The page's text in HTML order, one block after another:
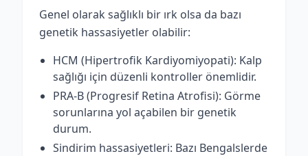
Genel olarak sağlıklı bir ırk olsa da bazı
genetik hassasiyetler olabilir:
HCM (Hipertrofik Kardiyomiyopati): Kalp
sağlığı için düzenli kontroller önemlidir.
PRA-B (Progresif Retina Atrofisi): Görme
sorunlarına yol açabilen bir genetik
durum.
Sindirim hassasiyetleri: Bazı Bengalslerde